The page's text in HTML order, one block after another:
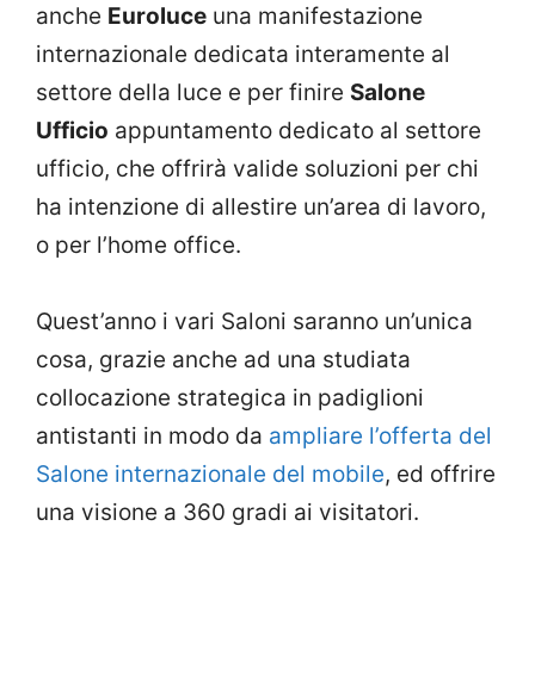
anche Euroluce una manifestazione
internazionale dedicata interamente al
settore della luce e per finire Salone
Ufficio appuntamento dedicato al settore
ufficio, che offrirà valide soluzioni per chi
ha intenzione di allestire un’area di lavoro,
o per l’home office.
Quest’anno i vari Saloni saranno un’unica
cosa, grazie anche ad una studiata
collocazione strategica in padiglioni
antistanti in modo da ampliare l’offerta del
Salone internazionale del mobile, ed offrire
una visione a 360 gradi ai visitatori.